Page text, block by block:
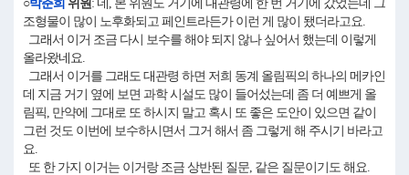
○박춘희 위원: 네, 본 위원도 거기에 대관령에 한 번 거기에 갔었는데 그
조형물이 많이 노후화되고 페인트라든가 이런 게 많이 됐더라고요.
그래서 이거 조금 다시 보수를 해야 되지 않나 싶어서 했는데 이렇게
올라왔네요.
그래서 이거를 그래도 대관령 하면 저희 동계 올림픽의 하나의 메카인
데 지금 거기 옆에 보면 과학 시설도 많이 들어섰는데 좀 더 예쁘게 올
림픽, 만약에 그대로 또 하시지 말고 혹시 또 좋은 도안이 있으면 같이
그런 것도 이번에 보수하시면서 그거 해서 좀 그렇게 해 주시기 바라고
요.
또 한 가지 이거는 이거랑 조금 상반된 질문, 같은 질문이기도 해요.